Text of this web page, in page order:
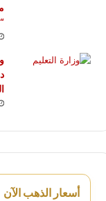
أسعار الذهب الآن